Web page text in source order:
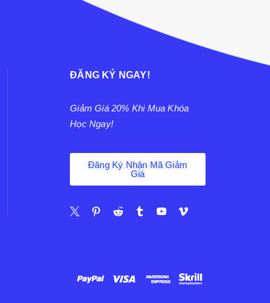
ĐĂNG KÝ NGAY!
Giảm Giá 20% Khi Mua Khóa
Học Ngay!
Đăng Ký Nhận Mã Giảm
Giá